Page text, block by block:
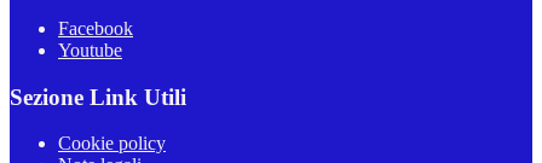
Facebook
Youtube
Sezione Link Utili
Cookie policy